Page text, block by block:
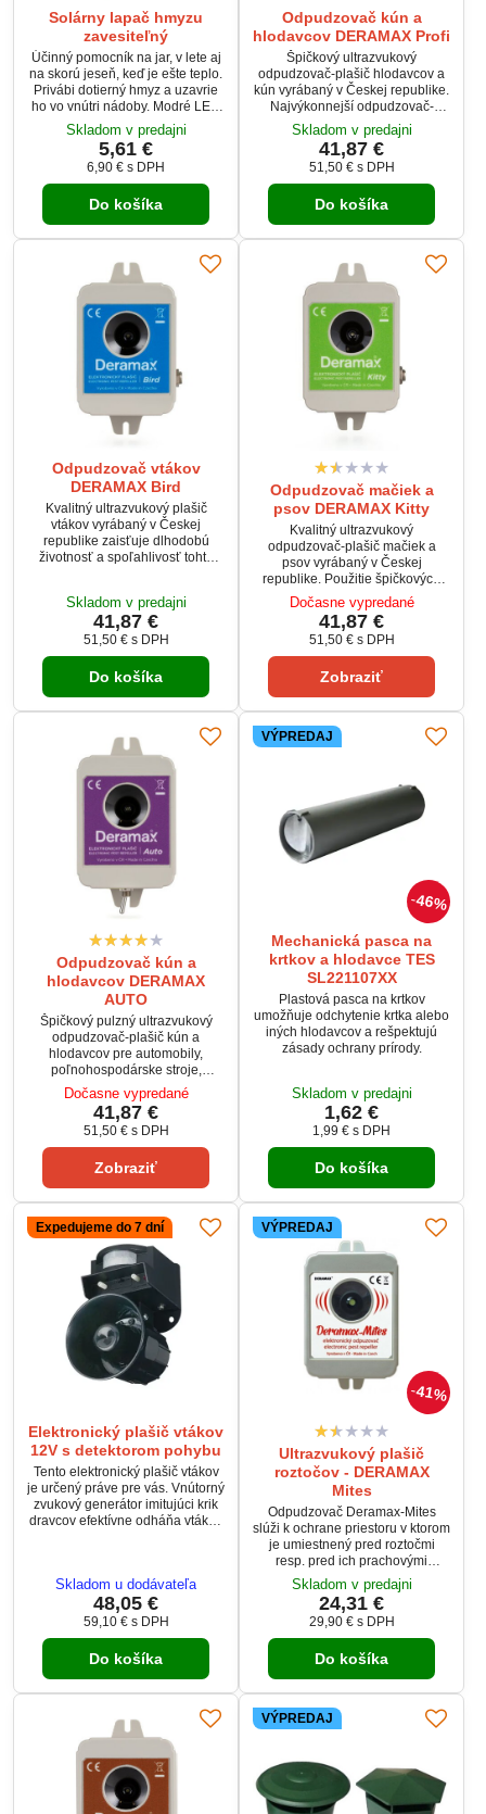
Solárny lapač hmyzu
zavesiteľný
Účinný pomocník na jar, v lete aj
na skorú jeseň, keď je ešte teplo.
Privábi dotierný hmyz a uzavrie
ho vo vnútri nádoby. Modré LED
osvetlenie solárne napájané
priláka ešte viac hmyzu, najmä v
noci. Bez použitia jedu a chémie,
ohľaduplné k životnému
prostrediu.
Skladom v predajni
5,61 €
6,90 € s DPH
Do košíka
Odpudzovač kún a
hlodavcov DERAMAX Profi
Špičkový ultrazvukový
odpudzovač-plašič hlodavcov a
kún vyrábaný v Českej republike.
Najvýkonnejší odpudzovač-
plašič z radu Deramax. Táto
verzia je už treťou generáciou
tohto prístroja obľúbeného
predovšetkým vďaka jeho
spoľahlivosti a vysokej účinnosti.
Nový variant prináša niektoré
zásadné vylepšenia ako je vyššia
odolnosť voči vlhkosti, vyšší
charakteristika vyžarovania...
Skladom v predajni
41,87 €
51,50 € s DPH
Do košíka
Odpudzovač vtákov
DERAMAX Bird
Kvalitný ultrazvukový plašič
vtákov vyrábaný v Českej
republike zaisťuje dlhodobú
životnosť a spoľahlivosť tohto
a pod.
Skladom v predajni
41,87 €
51,50 € s DPH
Do košíka
Odpudzovač mačiek a
psov DERAMAX Kitty
Kvalitný ultrazvukový
odpudzovač-plašič mačiek a
psov vyrábaný v Českej
republike. Použitie špičkových
súčiastok a kvalitných materiálov
spolu s výrobnou technológiou
povrchovej montáže súčiastok a
niekoľkonásobnou kontrolou
kvality zaisťuje dlhodobú
životnosť a spoľahlivosť tohto
typu odpudzovače mačiek a
psov.
Dočasne vypredané
41,87 €
51,50 € s DPH
Zobraziť
Odpudzovač kún a
hlodavcov DERAMAX
AUTO
Špičkový pulzný ultrazvukový
odpudzovač-plašič kún a
hlodavcov pre automobily,
poľnohospodárske stroje,
karavany, lode a pod. Vďaka
využitiu kvalitných súčiastok a
materiálov a jedinečnému
riešenie elektronickej časti SA
NEMUSÍ napájať TENTO
PRÍSTROJ Z AUTOBATÉRIE!
Dočasne vypredané
41,87 €
51,50 € s DPH
Zobraziť
46%
VÝPREDAJ
Mechanická pasca na
krtkov a hlodavce TES
SL221107XX
Plastová pasca na krtkov
umožňuje odchytenie krtka alebo
iných hlodavcov a rešpektujú
zásady ochrany prírody.
Skladom v predajni
1,62 €
1,99 € s DPH
Do košíka
Expedujeme do 7 dní
Elektronický plašič vtákov
12V s detektorom pohybu
Tento elektronický plašič vtákov
je určený práve pre vás. Vnútorný
zvukový generátor imitujúci krik
dravcov efektívne odháňa vtákov
Skladom u dodávateľa
48,05 €
59,10 € s DPH
Do košíka
41%
VÝPREDAJ
Ultrazvukový plašič
roztočov - DERAMAX
Mites
Odpudzovač Deramax-Mites
slúži k ochrane priestoru v ktorom
je umiestnený pred roztočmi
resp. pred ich prachovými
výtrusmi, ktoré spôsobujú
alergické reakcie ako je alergická
nádcha a kašeľ, alebo astma. Ide
o najmodernejšiu metódu boja
proti roztočom, ktorá je veľmi
perspektívny a predpokladá sa
jej masové využitie v budúcnosti.
Skladom v predajni
24,31 €
29,90 € s DPH
Do košíka
VÝPREDAJ